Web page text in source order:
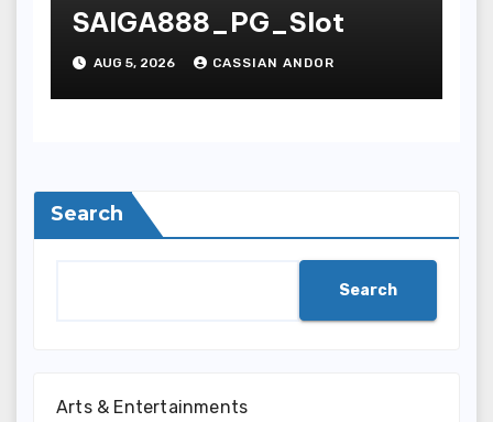
SAIGA888_PG_Slot
AUG 5, 2026 CASSIAN ANDOR
Search
Search
Arts & Entertainments